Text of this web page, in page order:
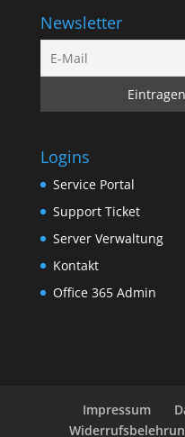
Newsletter
Logins
Service Portal
Support Ticket
Server Verwaltung
Kontakt
Office 365 Admin
Impressum